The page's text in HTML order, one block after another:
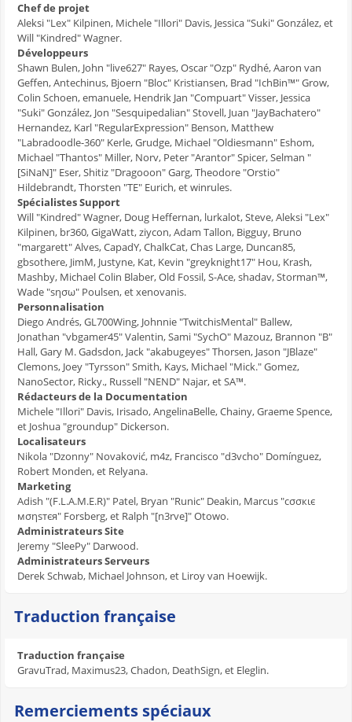
Chef de projet
Aleksi "Lex" Kilpinen, Michele "Illori" Davis, Jessica "Suki" González, et
Will "Kindred" Wagner.
Développeurs
Shawn Bulen, John "live627" Rayes, Oscar "Ozp" Rydhé, Aaron van
Geffen, Antechinus, Bjoern "Bloc" Kristiansen, Brad "IchBin™" Grow,
Colin Schoen, emanuele, Hendrik Jan "Compuart" Visser, Jessica
"Suki" González, Jon "Sesquipedalian" Stovell, Juan "JayBachatero"
Hernandez, Karl "RegularExpression" Benson, Matthew
"Labradoodle-360" Kerle, Grudge, Michael "Oldiesmann" Eshom,
Michael "Thantos" Miller, Norv, Peter "Arantor" Spicer, Selman "
[SiNaN]" Eser, Shitiz "Dragooon" Garg, Theodore "Orstio"
Hildebrandt, Thorsten "TE" Eurich, et winrules.
Spécialistes Support
Will "Kindred" Wagner, Doug Heffernan, lurkalot, Steve, Aleksi "Lex"
Kilpinen, br360, GigaWatt, ziycon, Adam Tallon, Bigguy, Bruno
"margarett" Alves, CapadY, ChalkCat, Chas Large, Duncan85,
gbsothere, JimM, Justyne, Kat, Kevin "greyknight17" Hou, Krash,
Mashby, Michael Colin Blaber, Old Fossil, S-Ace, shadav, Storman™,
Wade "sησω" Poulsen, et xenovanis.
Personnalisation
Diego Andrés, GL700Wing, Johnnie "TwitchisMental" Ballew,
Jonathan "vbgamer45" Valentin, Sami "SychO" Mazouz, Brannon "B"
Hall, Gary M. Gadsdon, Jack "akabugeyes" Thorsen, Jason "JBlaze"
Clemons, Joey "Tyrsson" Smith, Kays, Michael "Mick." Gomez,
NanoSector, Ricky., Russell "NEND" Najar, et SA™.
Rédacteurs de la Documentation
Michele "Illori" Davis, Irisado, AngelinaBelle, Chainy, Graeme Spence,
et Joshua "groundup" Dickerson.
Localisateurs
Nikola "Dzonny" Novaković, m4z, Francisco "d3vcho" Domínguez,
Robert Monden, et Relyana.
Marketing
Adish "(F.L.A.M.E.R)" Patel, Bryan "Runic" Deakin, Marcus "cσσкιє
мσηѕтєя" Forsberg, et Ralph "[n3rve]" Otowo.
Administrateurs Site
Jeremy "SleePy" Darwood.
Administrateurs Serveurs
Derek Schwab, Michael Johnson, et Liroy van Hoewijk.
Traduction française
Traduction française
GravuTrad, Maximus23, Chadon, DeathSign, et Eleglin.
Remerciements spéciaux